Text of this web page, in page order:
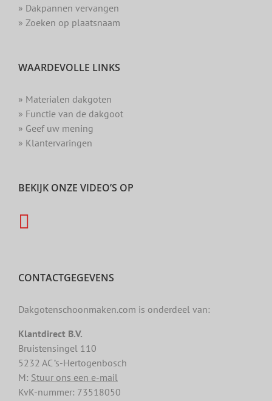
» Dakpannen vervangen
» Zoeken op plaatsnaam
WAARDEVOLLE LINKS
» Materialen dakgoten
» Functie van de dakgoot
» Geef uw mening
» Klantervaringen
BEKIJK ONZE VIDEO’S OP
CONTACTGEGEVENS
Dakgotenschoonmaken.com is onderdeel van:
Klantdirect B.V.
Bruistensingel 110
5232 AC ’s-Hertogenbosch
M: Stuur ons een e-mail
KvK-nummer: 73518050